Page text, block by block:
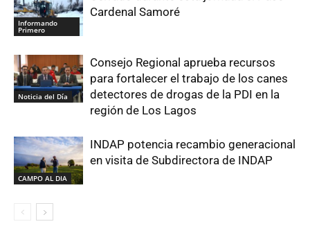
Informando
Primero
Cardenal Samoré
Noticia del Día
Consejo Regional aprueba recursos
para fortalecer el trabajo de los canes
detectores de drogas de la PDI en la
región de Los Lagos
CAMPO AL DIA
INDAP potencia recambio generacional
en visita de Subdirectora de INDAP